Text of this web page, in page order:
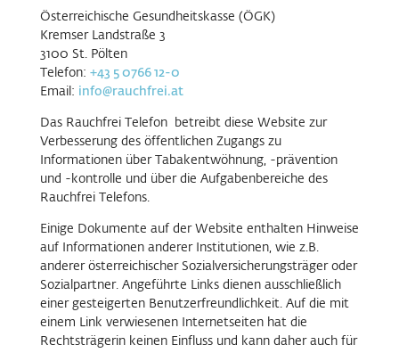
Österreichische Gesundheitskasse (ÖGK)
Kremser Landstraße 3
3100 St. Pölten
Telefon: +43 5 0766 12-0
Email: info@rauchfrei.at
Das Rauchfrei Telefon betreibt diese Website zur
Verbesserung des öffentlichen Zugangs zu
Informationen über Tabakentwöhnung, -prävention
und -kontrolle und über die Aufgabenbereiche des
Rauchfrei Telefons.
Einige Dokumente auf der Website enthalten Hinweise
auf Informationen anderer Institutionen, wie z.B.
anderer österreichischer Sozialversicherungsträger oder
Sozialpartner. Angeführte Links dienen ausschließlich
einer gesteigerten Benutzerfreundlichkeit. Auf die mit
einem Link verwiesenen Internetseiten hat die
Rechtsträgerin keinen Einfluss und kann daher auch für